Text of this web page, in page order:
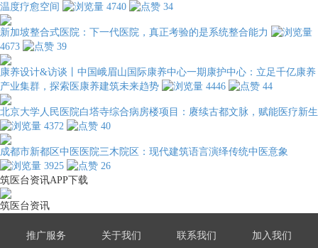
温度疗愈空间
4740 34
新加坡整合式医院：下一代医院，真正考验的是系统整合能力
4673
39
康养设计&访谈丨中国峨眉山国际康养中心一期康护中心：立足千亿康养
产业集群，探索医康养建筑未来趋势
4446 44
北京大学人民医院白塔寺综合病房楼项目：赓续古都文脉，赋能医疗新生
4372
40
成都市新都区中医医院三木院区：现代建筑语言演绎传统中医意象
3925
26
筑医台资讯APP下载
筑医台资讯
推广服务 关于我们 联系我们
加入我们